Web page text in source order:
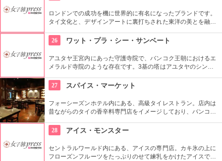
ロンドンでの成功を機に世界的に有名になったブランドです。
タイ文化と、デザインアートに裏打ちされた東洋の美とを融合
26
ワット・プラ・シー・サンベート
アユタヤ王宮内にあった守護寺院で、バンコク王朝におけるエ
メラルド寺院のような存在です。3基の塔はアユタヤのシンボ
です。
27 スパイス・マーケット
フォーシーズンホテル内にある、高級タイレストラン。店内は
昔ながらのタイの香辛料専門店をイメージしており、バンコク
お墨付き。この店を含めた、ホテル内にある受賞歴のあるレス
トランの味が一度に楽しめるサンデーブランチはオススメ。
28 アイス・モンスター
セントラルワールド内にある、アイスの専門店。カキ氷の上に
フローズンフルーツをたっぷりのせて練乳をかけたアイスで、